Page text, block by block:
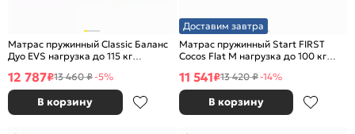
Матрас пружинный Classic Баланс
Дуо EVS нагрузка до 115 кг
12 787₽13 460 ₽-5%
В корзину
Доставим завтра
Матрас пружинный Start FIRST
Cocos Flat M нагрузка до 100 кг
11 541₽13 420 ₽-14%
В корзину